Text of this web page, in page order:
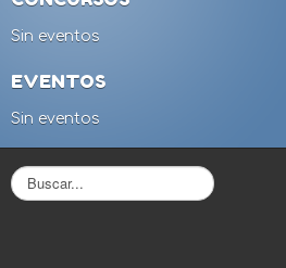
Sin eventos
EVENTOS
Sin eventos
B
u